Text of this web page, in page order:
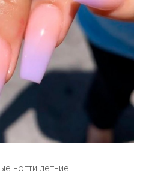
ногти летние